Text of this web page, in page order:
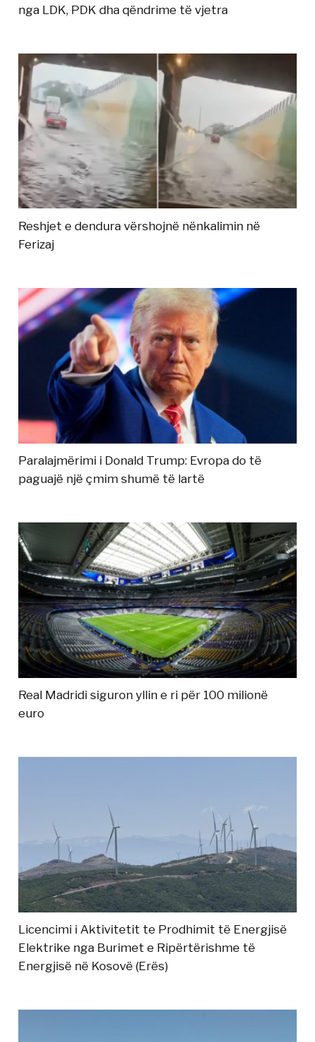
nga LDK, PDK dha qëndrime të vjetra
Reshjet e dendura vërshojnë nënkalimin në
Ferizaj
Paralajmërimi i Donald Trump: Evropa do të
paguajë një çmim shumë të lartë
Real Madridi siguron yllin e ri për 100 milionë
euro
Licencimi i Aktivitetit te Prodhimit të Energjisë
Elektrike nga Burimet e Ripërtërishme të
Energjisë në Kosovë (Erës)